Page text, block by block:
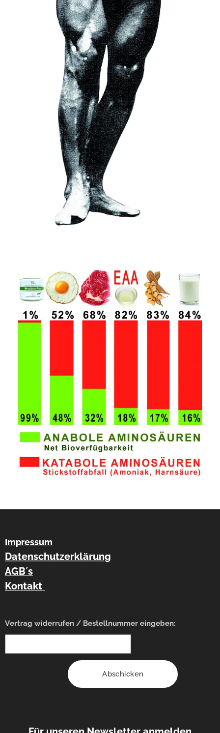
Impressum
Datenschutzerklärung
AGB´s
Kontakt
Vertrag widerrufen / Bestellnummer eingeben:
Abschicken